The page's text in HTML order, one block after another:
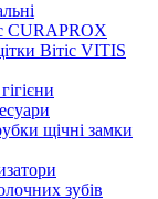
CURAPROX
Вітіс VITIS
щічні замки